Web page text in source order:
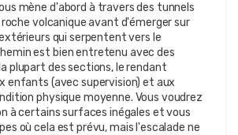
mène d'abord à travers des tunnels
volcanique avant d'émerger sur
qui serpentent vers le
est bien entretenu avec des
plupart des sections, le rendant
enfants (avec supervision) et aux
physique moyenne. Vous voudrez
à certains surfaces inégales et vous
où cela est prévu, mais l'escalade ne